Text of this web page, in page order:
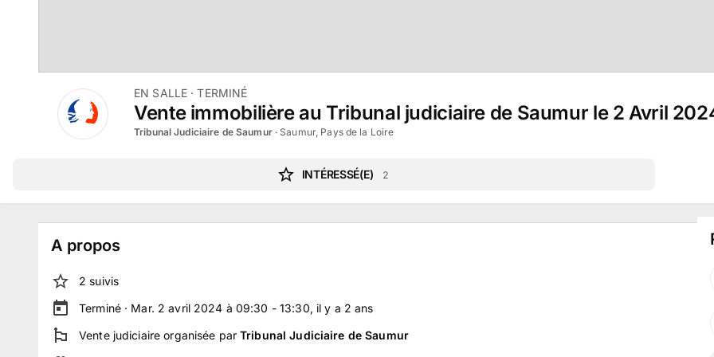
EN SALLE · TERMINÉ
Vente immobilière au Tribunal judiciaire de Saumur le 2 Avril
Tribunal Judiciaire de Saumur· Saumur, Pays de la Loire
INTÉRESSÉ(E) 2
A propos
2 suivis
Terminé · Mar. 2 avril 2024 à 09:30 - 13:30, il y a 2 ans
Vente judiciaire organisée parTribunal Judiciaire de Saumur